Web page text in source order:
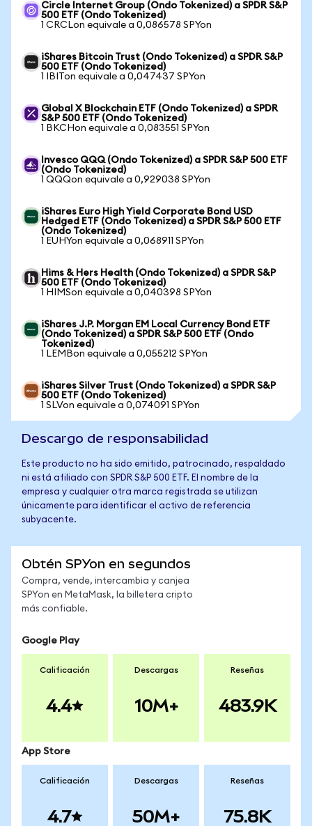
Circle Internet Group (Ondo Tokenized) a SPDR S&P
500 ETF (Ondo Tokenized)
1 CRCLon equivale a 0,086578 SPYon
iShares Bitcoin Trust (Ondo Tokenized) a SPDR S&P
500 ETF (Ondo Tokenized)
1 IBITon equivale a 0,047437 SPYon
Global X Blockchain ETF (Ondo Tokenized) a SPDR
S&P 500 ETF (Ondo Tokenized)
1 BKCHon equivale a 0,083551 SPYon
Invesco QQQ (Ondo Tokenized) a SPDR S&P 500 ETF
(Ondo Tokenized)
1 QQQon equivale a 0,929038 SPYon
iShares Euro High Yield Corporate Bond USD
Hedged ETF (Ondo Tokenized) a SPDR S&P 500 ETF
(Ondo Tokenized)
1 EUHYon equivale a 0,068911 SPYon
Hims & Hers Health (Ondo Tokenized) a SPDR S&P
500 ETF (Ondo Tokenized)
1 HIMSon equivale a 0,040398 SPYon
iShares J.P. Morgan EM Local Currency Bond ETF
(Ondo Tokenized) a SPDR S&P 500 ETF (Ondo
Tokenized)
1 LEMBon equivale a 0,055212 SPYon
iShares Silver Trust (Ondo Tokenized) a SPDR S&P
500 ETF (Ondo Tokenized)
1 SLVon equivale a 0,074091 SPYon
Descargo de responsabilidad
Este producto no ha sido emitido, patrocinado, respaldado
ni está afiliado con SPDR S&P 500 ETF. El nombre de la
empresa y cualquier otra marca registrada se utilizan
únicamente para identificar el activo de referencia
subyacente.
Obtén SPYon en segundos
Compra, vende, intercambia y canjea
SPYon en MetaMask, la billetera cripto
más confiable.
Google Play
Calificación
4.4
Descargas
10M+
Reseñas
483.9K
App Store
Calificación
4.7
Descargas
50M+
Reseñas
75.8K